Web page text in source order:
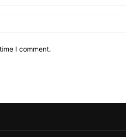
I comment.